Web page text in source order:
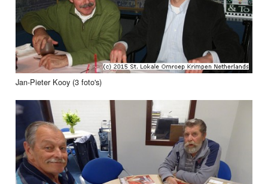
Jan-Pieter Kooy (3 foto's)